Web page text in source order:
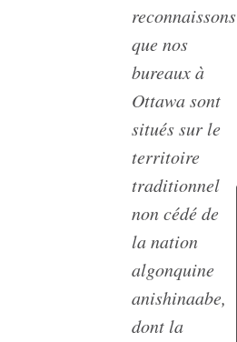
reconnaissons
que nos
bureaux à
Ottawa sont
situés sur le
territoire
traditionnel
non cédé de
la nation
algonquine
anishinaabe,
dont la